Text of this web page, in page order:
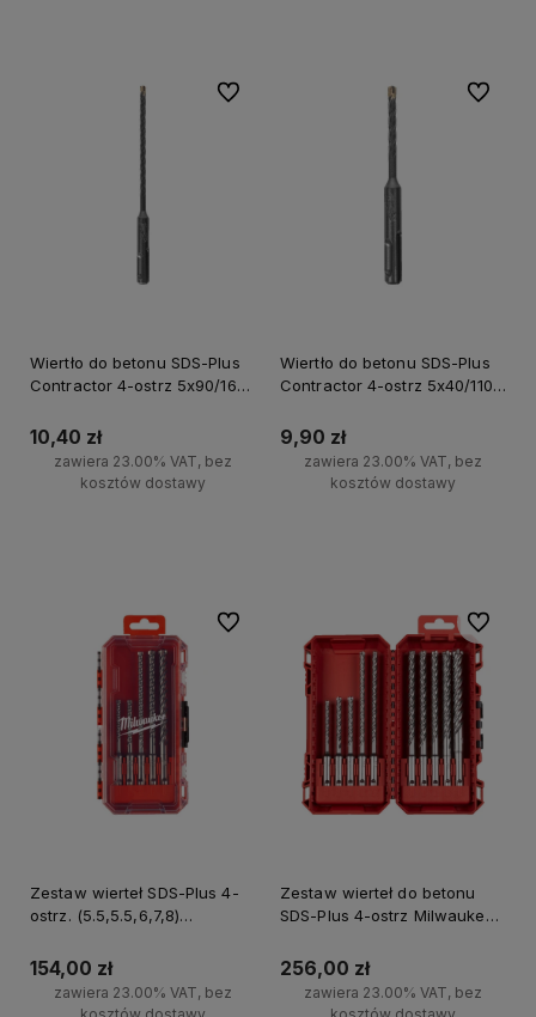
Wiertło do betonu SDS-Plus
Contractor 4-ostrz 5x90/160
10,40 zł
zawiera 23.00% VAT, bez
kosztów dostawy
Do ulubionych
Wiertło do betonu SDS-Plus
Contractor 4-ostrz 5x40/110
9,90 zł
zawiera 23.00% VAT, bez
kosztów dostawy
Do
Zestaw wierteł SDS-Plus 4-
ostrz. (5.5,5.5,6,7,8)
154,00 zł
zawiera 23.00% VAT, bez
Do ulubionych
Zestaw wierteł do betonu
SDS-Plus 4-ostrz Milwaukee
256,00 zł
zawiera 23.00% VAT, bez
Do